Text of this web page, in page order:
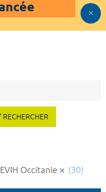
RECHERCHER
Occitanie (30)